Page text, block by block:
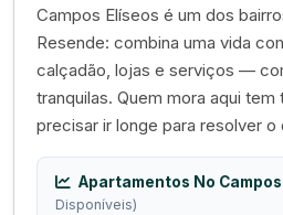
Campos Elíseos é um dos
Resende: combina uma vida
calçadão, lojas e serviços —
tranquilas. Quem mora aqui
precisar ir longe para resolver o
Apartamentos No
Disponíveis)